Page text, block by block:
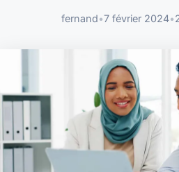
fernand•7 février 2024•